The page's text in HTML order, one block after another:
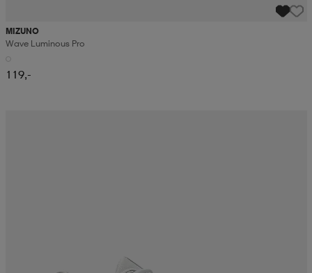
MIZUNO
Wave Luminous Pro
119,-